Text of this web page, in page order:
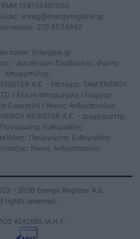
124714401000
enreg@energyregister.gr
210 6534882
name: iEnergeia.gr
- Διευθύνων Σύμβουλος: Φώτης
Μπορμπόλης
Α.Ε. - Μέτοχοι: TAM ENERGY
/ Ελένη Μπορμπόλη / Γιώργος
Ευαγγελή / Νίκος Ανδριόπουλος
REGISTER Α.Ε. - Διαχειριστής
Ευθυμιάδης
Παναγιώτης Ευθυμιάδης
Νίκος Ανδριόπουλος
- 2026 Energy Register Α.Ε.
rights reserved.
#242065 Μ.Η.Τ.